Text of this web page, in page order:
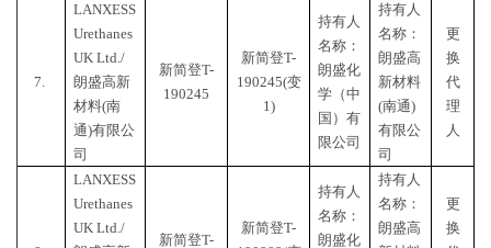
7.
LANXESS
Urethanes
UK Ltd./
朗盛高新
材料(南
通)有限公
司
新简登T-
190245
新简登T-
190245(变
1)
持有人
名称：
朗盛化
学（中
国）有
限公司
持有人
名称：
朗盛高
新材料
(南通)
有限公
司
更
换
代
理
人
LANXESS
Urethanes
UK Ltd./
新简登T-
新简登T-
持有人
名称：
朗盛化
持有人
名称：
朗盛高
更
换